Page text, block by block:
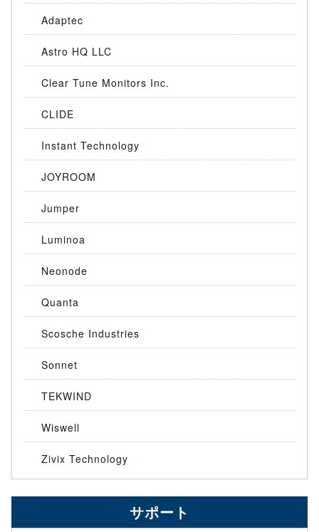
Adaptec
Astro HQ LLC
Clear Tune Monitors Inc.
CLIDE
Instant Technology
JOYROOM
Jumper
Luminoa
Neonode
Quanta
Scosche Industries
Sonnet
TEKWIND
Wiswell
Zivix Technology
サポート